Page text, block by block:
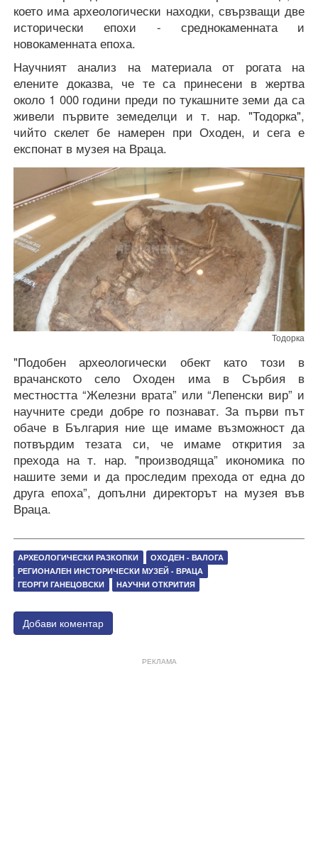
което има археологически находки, свързващи две
исторически епохи - среднокаменната и
новокаменната епоха.
Научният анализ на материала от рогата на
елените доказва, че те са принесени в жертва
около 1 000 години преди по тукашните земи да са
живели първите земеделци и т. нар. "Тодорка",
чийто скелет бе намерен при Оходен, и сега е
експонат в музея на Враца.
Тодорка
"Подобен археологически обект като този в
врачанското село Оходен има в Сърбия в
местността “Железни врата” или “Лепенски вир” и
научните среди добре го познават. За първи път
обаче в България ние ще имаме възможност да
потвърдим тезата си, че имаме открития за
прехода на т. нар. "производяща” икономика по
нашите земи и да проследим прехода от една до
друга епоха”, допълни директорът на музея във
Враца.
АРХЕОЛОГИЧЕСКИ РАЗКОПКИ
ОХОДЕН - ВАЛОГА
РЕГИОНАЛЕН ИНСТОРИЧЕСКИ МУЗЕЙ - ВРАЦА
ГЕОРГИ ГАНЕЦОВСКИ
НАУЧНИ ОТКРИТИЯ
Добави коментар
РЕКЛАМА